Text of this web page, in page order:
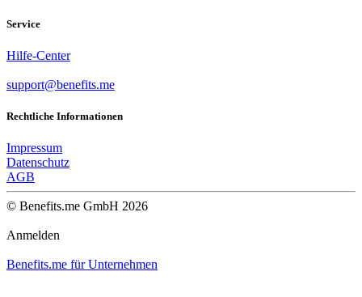
Service
Hilfe-Center
support@benefits.me
Rechtliche Informationen
Impressum
Datenschutz
AGB
© Benefits.me GmbH 2026
Anmelden
Benefits.me für Unternehmen